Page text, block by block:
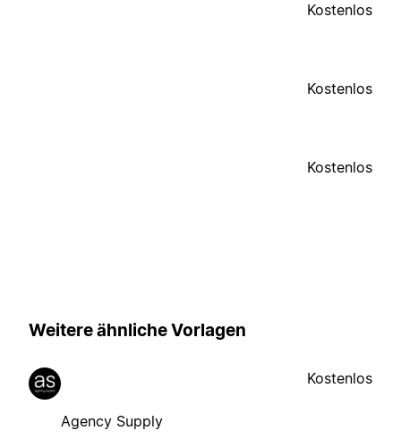
Kostenlos
Kostenlos
Kostenlos
Weitere ähnliche Vorlagen
Agency Supply
Kostenlos